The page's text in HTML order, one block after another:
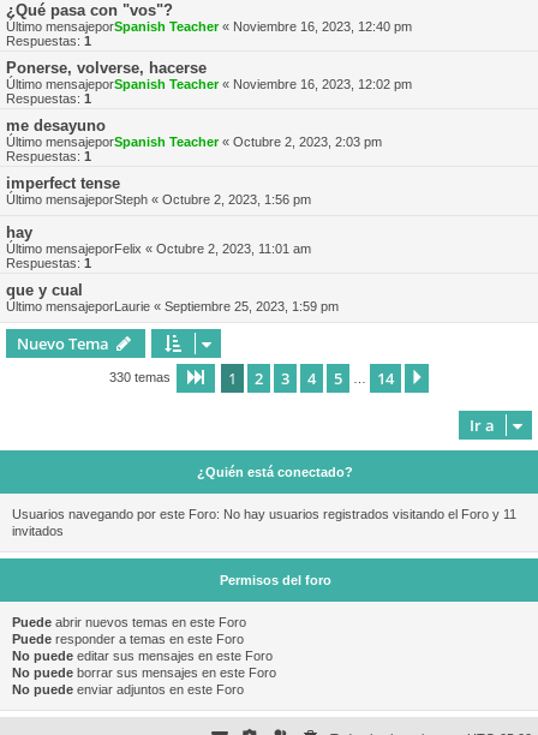
¿Qué pasa con "vos"?
Último mensajeporSpanish Teacher« Noviembre 16, 2023, 12:40 pm
Respuestas: 1
Ponerse, volverse, hacerse
Último mensajeporSpanish Teacher« Noviembre 16, 2023, 12:02 pm
Respuestas: 1
me desayuno
Último mensajeporSpanish Teacher« Octubre 2, 2023, 2:03 pm
Respuestas: 1
imperfect tense
Último mensajeporSteph « Octubre 2, 2023, 1:56 pm
hay
Último mensajeporFelix « Octubre 2, 2023, 11:01 am
Respuestas: 1
que y cual
Último mensajeporLaurie « Septiembre 25, 2023, 1:59 pm
Nuevo Tema
330 temas Página de 14
1 2 3 4 5 14
Ir a
¿Quién está conectado?
Usuarios navegando por este Foro: No hay usuarios registrados visitando el Foro y 11
invitados
Permisos del foro
Puede abrir nuevos temas en este Foro
Puede responder a temas en este Foro
No puede editar sus mensajes en este Foro
No puede borrar sus mensajes en este Foro
No puede enviar adjuntos en este Foro